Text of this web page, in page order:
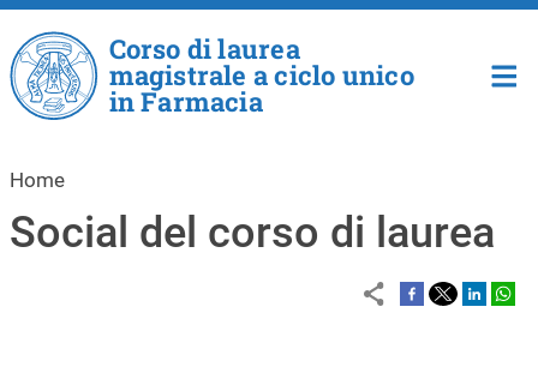
Salta al contenuto principale
Corso di laurea
magistrale a ciclo unico
in Farmacia
Home
Social del corso di laurea